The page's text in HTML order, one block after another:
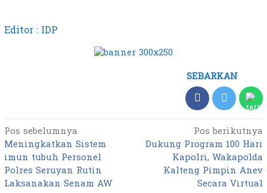
Editor : IDP
SEBARKAN
Navigasi
pos
Pos sebelumnya
Meningkatkan Sistem
imun tubuh Personel
Polres Seruyan Rutin
Laksanakan Senam AW
Pos berikutnya
Dukung Program 100 Hari
Kapolri, Wakapolda
Kalteng Pimpin Anev
Secara Virtual